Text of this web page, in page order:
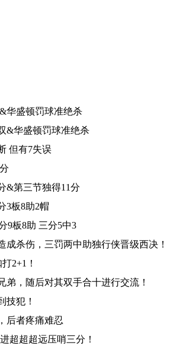
华盛顿罚球准绝杀
&华盛顿罚球准绝杀
但有7失误
&第三节独得11分
3板8助2帽
9板8助 三分5中3
成杀伤，三罚两中助独行侠晋级西决！
2+1！
弟，随后对其双手合十进行交流！
技犯！
后者疼痛难忍
超超超远压哨三分！